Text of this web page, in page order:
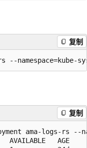
复制
复制
ama-logs-rs --
AVAILABLE   AGE